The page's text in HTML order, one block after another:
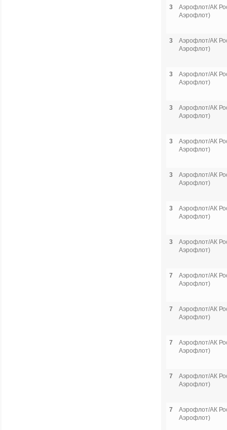
3
Аэрофлот/АК
Аэрофлот)
3
Аэрофлот/АК
Аэрофлот)
3
Аэрофлот/АК
Аэрофлот)
3
Аэрофлот/АК
Аэрофлот)
3
Аэрофлот/АК
Аэрофлот)
3
Аэрофлот/АК
Аэрофлот)
3
Аэрофлот/АК
Аэрофлот)
3
Аэрофлот/АК
Аэрофлот)
7
Аэрофлот/АК
Аэрофлот)
7
Аэрофлот/АК
Аэрофлот)
7
Аэрофлот/АК
Аэрофлот)
7
Аэрофлот/АК
Аэрофлот)
7
Аэрофлот/АК
Аэрофлот)